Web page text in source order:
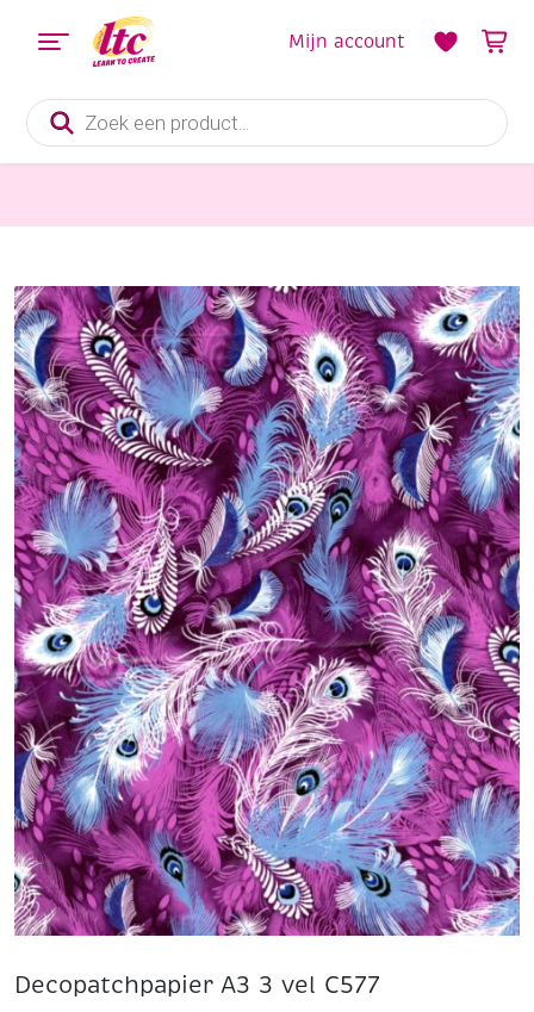
Producten
zoeken
Mijn account
Decopatchpapier A3 3 vel C577